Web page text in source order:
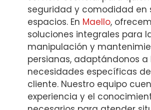
seguridad y comodidad en
espacios. En Maello,
soluciones integrales para
manipulación y
persianas, adaptándonos a
necesidades específicas
cliente. Nuestro equipo
experiencia y el